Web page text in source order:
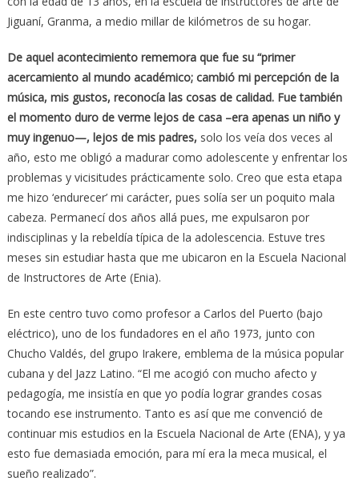
Jiguaní, Granma, a medio millar de kilómetros de su hogar.
De aquel acontecimiento rememora que fue su “primer
acercamiento al mundo académico; cambió mi percepción de la
música, mis gustos, reconocía las cosas de calidad. Fue también
el momento duro de verme lejos de casa –era apenas un niño y
muy ingenuo—, lejos de mis padres, solo los veía dos veces al
año, esto me obligó a madurar como adolescente y enfrentar los
problemas y vicisitudes prácticamente solo. Creo que esta etapa
me hizo ‘endurecer’ mi carácter, pues solía ser un poquito mala
cabeza. Permanecí dos años allá pues, me expulsaron por
indisciplinas y la rebeldía típica de la adolescencia. Estuve tres
meses sin estudiar hasta que me ubicaron en la Escuela Nacional
de Instructores de Arte (Enia).
En este centro tuvo como profesor a Carlos del Puerto (bajo
eléctrico), uno de los fundadores en el año 1973, junto con
Chucho Valdés, del grupo Irakere, emblema de la música popular
cubana y del Jazz Latino. “El me acogió con mucho afecto y
pedagogía, me insistía en que yo podía lograr grandes cosas
tocando ese instrumento. Tanto es así que me convenció de
continuar mis estudios en la Escuela Nacional de Arte (ENA), y ya
esto fue demasiada emoción, para mí era la meca musical, el
sueño realizado”.